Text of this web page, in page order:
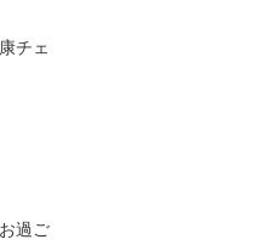
チェ
過ご